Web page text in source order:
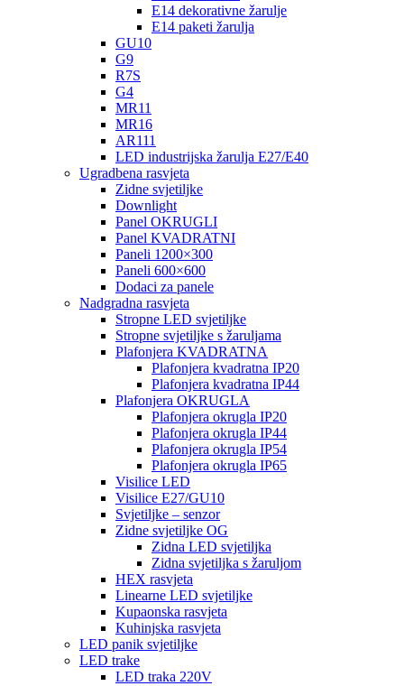
E14 dekorativne žarulje
E14 paketi žarulja
GU10
G9
R7S
G4
MR11
MR16
AR111
LED industrijska žarulja E27/E40
Ugradbena rasvjeta
Zidne svjetiljke
Downlight
Panel OKRUGLI
Panel KVADRATNI
Paneli 1200×300
Paneli 600×600
Dodaci za panele
Nadgradna rasvjeta
Stropne LED svjetiljke
Stropne svjetiljke s žaruljama
Plafonjera KVADRATNA
Plafonjera kvadratna IP20
Plafonjera kvadratna IP44
Plafonjera OKRUGLA
Plafonjera okrugla IP20
Plafonjera okrugla IP44
Plafonjera okrugla IP54
Plafonjera okrugla IP65
Visilice LED
Visilice E27/GU10
Svjetiljke – senzor
Zidne svjetiljke OG
Zidna LED svjetiljka
Zidna svjetiljka s žaruljom
HEX rasvjeta
Linearne LED svjetiljke
Kupaonska rasvjeta
Kuhinjska rasvjeta
LED panik svjetiljke
LED trake
LED traka 220V